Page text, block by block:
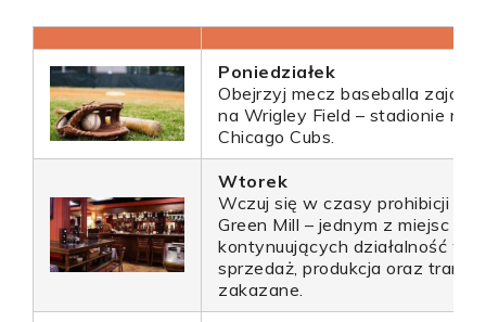
Poniedziałek
Obejrzyj mecz baseballa
na Wrigley Field – stadionie
Chicago Cubs.
Wtorek
Wczuj się w czasy prohibicji w
Green Mill – jednym z miejsc
kontynuujących działalność w
sprzedaż, produkcja oraz
zakazane.